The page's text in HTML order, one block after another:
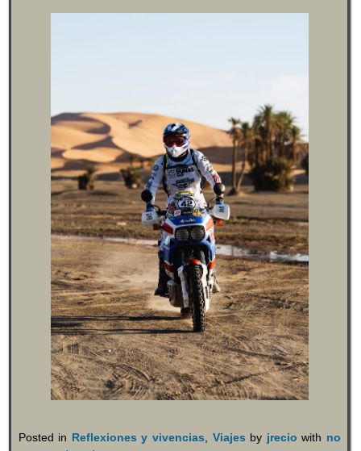
Posted in Reflexiones y vivencias Viajes by jrecio with no